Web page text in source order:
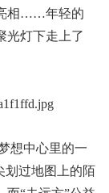
相……年轻的
光灯下走上了
想中心里的一
划过地图上的陌